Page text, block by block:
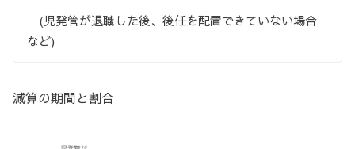
(児発管が退職した後、後任を配置できていない場合
など)
減算の期間と割合